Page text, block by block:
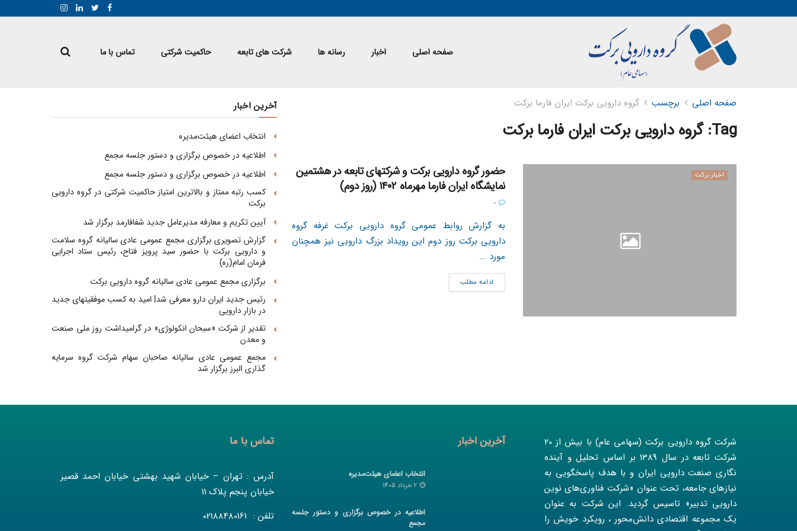
صفحه اصلی اخبار رسانه ها شرکت های تابعه حاکمیت شرکتی تماس با ما
صفحه اصلی برچسب گروه دارویی برکت ایران فارما برکت
Tag: گروه دارویی برکت ایران فارما برکت
اخبار برکت
حضور گروه دارویی برکت و شرکتهای تابعه در هشتمین
نمایشگاه ایران فارما مهرماه ۱۴۰۲ (روز دوم)
به گزارش روابط عمومی گروه دارویی برکت غرفه گروه
دارویی برکت روز دوم این رویداد بزرگ دارویی نیز همچنان
مورد ...
ادامه مطلب
آخرین اخبار
انتخاب اعضای هیئت‌مدیره
اطلاعیه در خصوص برگزاری و دستور جلسه مجمع
اطلاعیه در خصوص برگزاری و دستور جلسه مجمع
کسب رتبه ممتاز و بالاترین امتیاز حاکمیت شرکتی در گروه دارویی
برکت
آیین تکریم و معارفه مدیرعامل جدید شفافارمد برگزار شد
گزارش تصویری برگزاری مجمع عمومی عادی سالیانه گروه سلامت
و دارویی برکت با حضور سید پرویز فتاح، رئیس ستاد اجرایی
فرمان امام(ره)
برگزاری مجمع عمومی عادی سالیانه گروه دارویی برکت
رئیس جدید ایران دارو معرفی شد| امید به کسب موفقیتهای جدید
در بازار دارویی
تقدیر از شرکت «سبحان انکولوژی» در گرامیداشت روز ملی صنعت
و معدن
مجمع عمومی عادی سالیانه صاحبان سهام شرکت گروه سرمایه
گذاری البرز برگزار شد
شرکت گروه دارویی برکت (سهامی عام) با بیش از 20
شرکت تابعه در سال 1389 بر اساس تحلیل و آینده
نگاری صنعت دارویی ایران و با هدف پاسخگویی به
نیازهای جامعه، تحت عنوان «شرکت فناوری‌های نوین
دارویی تدبیر» تاسیس گردید. این شرکت به عنوان
یک مجموعه اقتصادی دانش‌محور ، رویکرد خویش را
آخرین اخبار
انتخاب اعضای هیئت‌مدیره
اطلاعیه در خصوص برگزاری و دستور جلسه
مجمع
تماس با ما
آدرس : تهران – خیابان شهید بهشتی خیابان احمد قصیر
خیابان پنجم پلاک 11
تلفن : 02188480161